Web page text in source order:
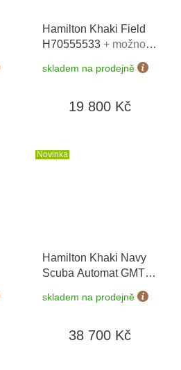
Hamilton Khaki Field
H70555533 + možnost
skladem na prodejně
19 800 Kč
Novinka
Hamilton Khaki Navy
Scuba Automat GMT
skladem na prodejně
38 700 Kč